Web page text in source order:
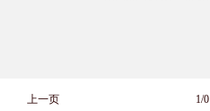
上一页 1/0